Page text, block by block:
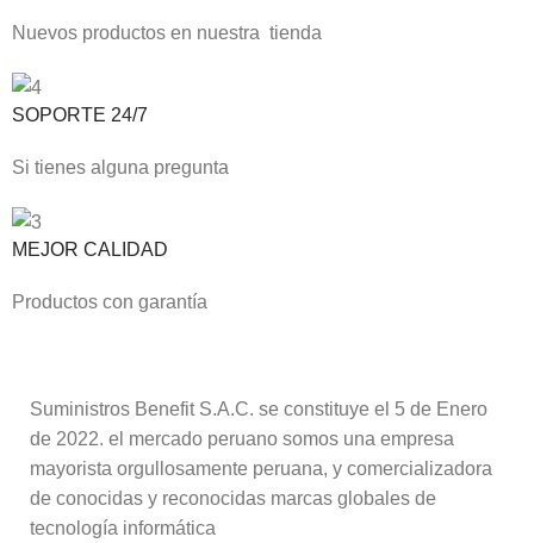
Nuevos productos en nuestra tienda
SOPORTE 24/7
Si tienes alguna pregunta
MEJOR CALIDAD
Productos con garantía
Suministros Benefit S.A.C. se constituye el 5 de Enero
de 2022. el mercado peruano somos una empresa
mayorista orgullosamente peruana, y comercializadora
de conocidas y reconocidas marcas globales de
tecnología informática